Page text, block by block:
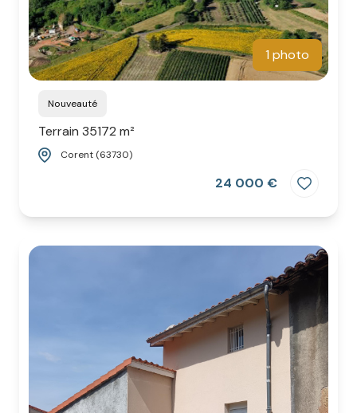
1 photo
Nouveauté
Terrain 35172 m²
Corent (63730)
24 000 €